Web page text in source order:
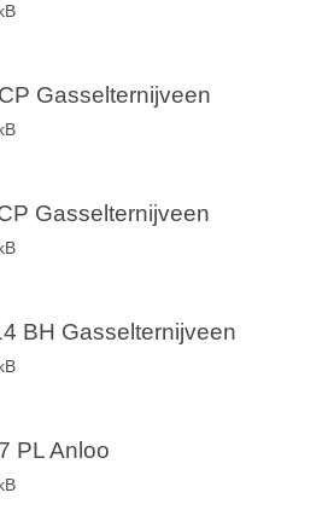
Gasselternijveen
Gasselternijveen
BH Gasselternijveen
PL Anloo